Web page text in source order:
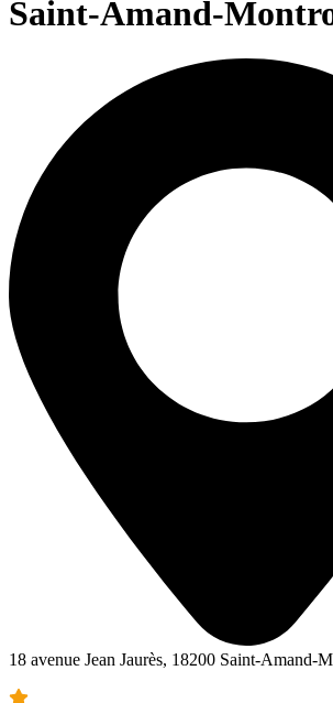
Saint-Amand-
18 avenue Jean Jaurès, 18200 Saint-Amand-